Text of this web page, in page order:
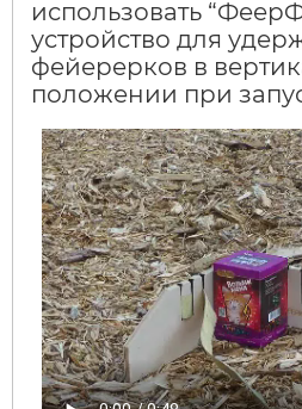
использовать
устройство для
фейерерков в
положении при